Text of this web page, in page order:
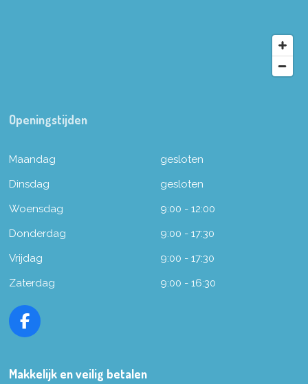
Openingstijden
Maandag
gesloten
Dinsdag
gesloten
Woensdag
9:00 - 12:00
Donderdag
9:00 - 17:30
Vrijdag
9:00 - 17:30
Zaterdag
9:00 - 16:30
F
e
Makkelijk en veilig betalen